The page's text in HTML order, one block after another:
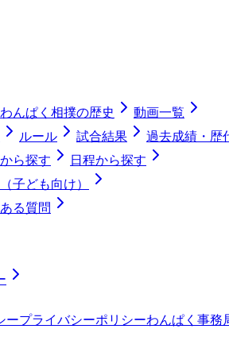
わんぱく相撲の歴史
動画一覧
ルール 試合結果
過去成績・歴
ら探す
日程から探す
子ども向け）
る質問
ープライバシーポリシーわんぱく事務